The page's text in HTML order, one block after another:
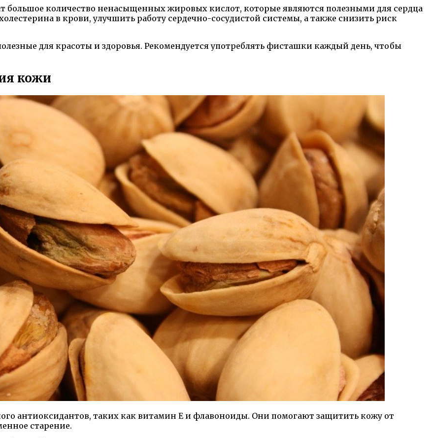
большое количество ненасыщенных жировых кислот, которые являются полезными для сердца
в крови, улучшить работу сердечно-сосудистой системы, а также снизить риск
для красоты и здоровья. Рекомендуется употреблять фисташки каждый день, чтобы
кожи
антиоксидантов, таких как витамин Е и флавоноиды. Они помогают защитить кожу от
старение.